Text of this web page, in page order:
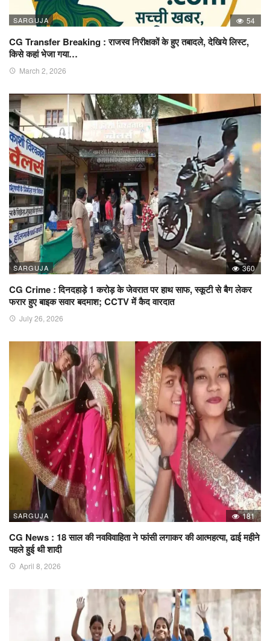
SARGUJA 54
CG Transfer Breaking : राजस्व निरीक्षकों के हुए तबादले, देखिये लिस्ट,
किसे कहां भेजा गया…
March 2, 2026
SARGUJA 360
CG Crime : दिनदहाड़े 1 करोड़ के जेवरात पर हाथ साफ, स्कूटी से बैग लेकर
फरार हुए बाइक सवार बदमाश; CCTV में कैद वारदात
July 26, 2026
SARGUJA 181
CG News : 18 साल की नवविवाहिता ने फांसी लगाकर की आत्महत्या, ढाई महीने
पहले हुई थी शादी
April 8, 2026